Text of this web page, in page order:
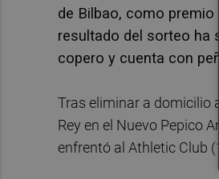
de Bilbao, como premio
resultado del sorteo ha
copero y cuenta con
Tras eliminar a domicilio
Rey en el Nuevo Pepico
enfrentó al Athletic Club